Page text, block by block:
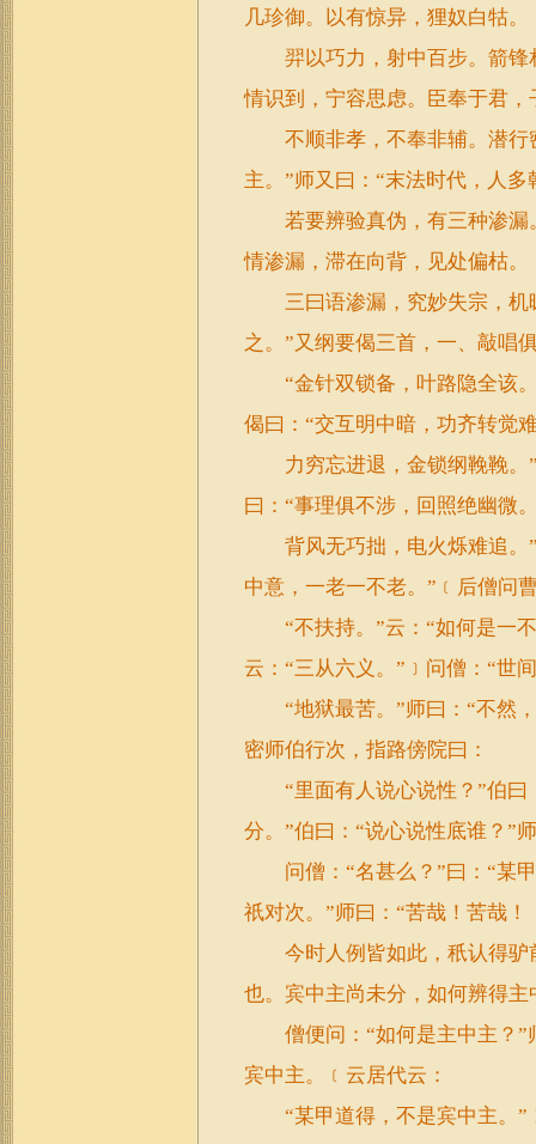
几珍御。以有惊异，狸奴白牯。
羿以巧力，射中百步。箭锋
情识到，宁容思虑。臣奉于君，
不顺非孝，不奉非辅。潜行
主。”师又曰：“末法时代，人多
若要辨验真伪，有三种渗漏
情渗漏，滞在向背，见处偏枯。
三曰语渗漏，究妙失宗，机
之。”又纲要偈三首，一、敲唱
“金针双锁备，叶路隐全该。
偈曰：“交互明中暗，功齐转觉
力穷忘进退，金锁纲鞔鞔。”
曰：“事理俱不涉，回照绝幽微
背风无巧拙，电火烁难追。”
中意，一老一不老。”﹝后僧问
“不扶持。”云：“如何是一不
云：“三从六义。”﹞问僧：“世
“地狱最苦。”师曰：“不然，
密师伯行次，指路傍院曰：
“里面有人说心说性？”伯曰
分。”伯曰：“说心说性底谁？”
问僧：“名甚么？”曰：“某甲
祇对次。”师曰：“苦哉！苦哉！
今时人例皆如此，秖认得驴
也。宾中主尚未分，如何辨得主
僧便问：“如何是主中主？”
宾中主。﹝云居代云：
“某甲道得，不是宾中主。